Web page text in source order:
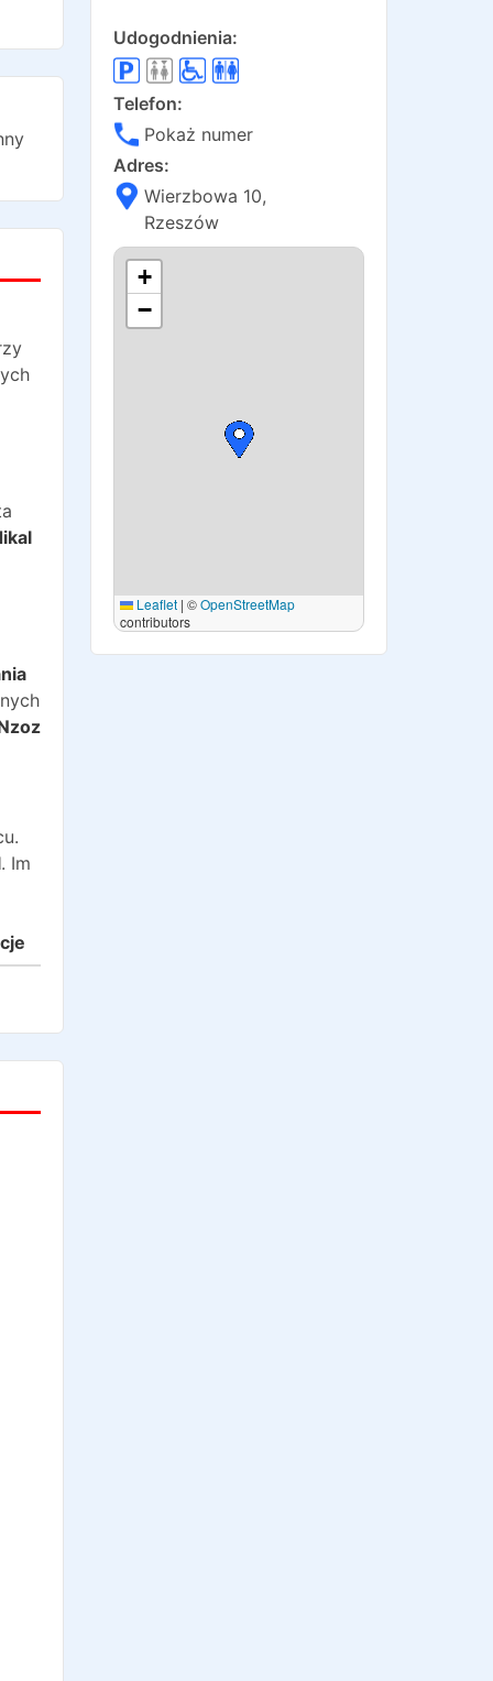
. Im
Udogodnienia:
Telefon:
Pokaż numer
Adres:
Wierzbowa 10,
Rzeszów
+
−
Leaflet | ©OpenStreetMap
contributors